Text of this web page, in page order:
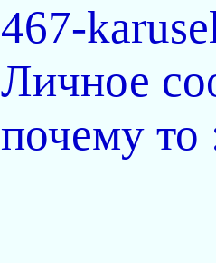
467-
Личное
почему то